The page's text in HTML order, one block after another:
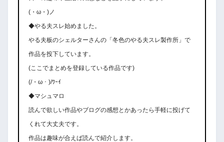
(・ω・)ノ
◆やる夫スレ始めました。
やる夫板のシェルターさんの「冬色のやる夫スレ製作所」で
作品を投下しています。
(ここでまとめを登録している作品です)
(/・ω・)/ﾜｰｲ
◆マシュマロ
読んで欲しい作品やブログの感想とかあったら手軽に投げて
くれて大丈夫です。
作品は趣味が合えば読んで紹介します。